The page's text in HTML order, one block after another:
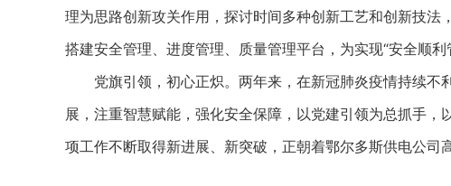
理为思路创新攻关作用，探讨时间多种创新工艺和创新技
搭建安全管理、进度管理、质量管理平台，为实现“安全顺
党旗引领，初心正炽。两年来，在新冠肺炎疫情持续不
展，注重智慧赋能，强化安全保障，以党建引领为总抓手
项工作不断取得新进展、新突破，正朝着鄂尔多斯供电公司